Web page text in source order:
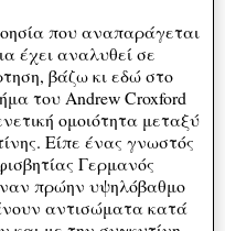
που αναπαράγεται
έχει αναλυθεί σε
βάζω κι εδώ στο
του Andrew Croxford
ομοιότητα μεταξύ
Είπε ένας γνωστός
Γερμανός
πρώην υψηλόβαθμο
αντισώματα κατά